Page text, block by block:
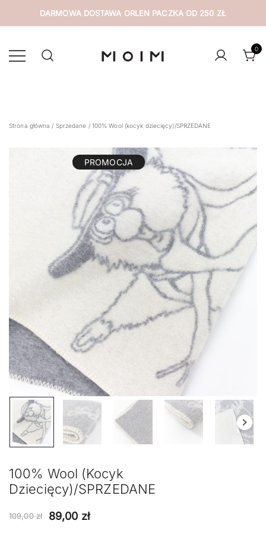
DARMOWA DOSTAWA ORLEN PACZKA OD 250 ZŁ
treści
0
Strona główna / Sprzedane / 100% Wool (kocyk dziecięcy)/SPRZEDANE
PROMOCJA
100% Wool (kocyk
Dziecięcy)/SPRZEDANE
109,00zł
Pierwotna
89,00 złAktualna